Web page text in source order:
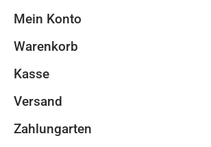
Mein Konto
Warenkorb
Kasse
Versand
Zahlungarten